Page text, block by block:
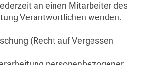
an einen Mitarbeiter des
Verantwortlichen wenden.
(Recht auf Vergessen